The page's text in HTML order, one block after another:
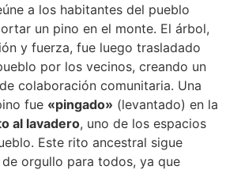
a los habitantes del pueblo
un pino en el monte. El árbol,
y fuerza, fue luego trasladado
por los vecinos, creando un
colaboración comunitaria. Una
fue «pingado» (levantado) en la
al lavadero, uno de los espacios
Este rito ancestral sigue
orgullo para todos, ya que